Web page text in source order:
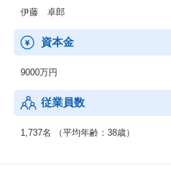
伊藤 卓郎
資本金
9000万円
従業員数
1,737名 （平均年齢：38歳）